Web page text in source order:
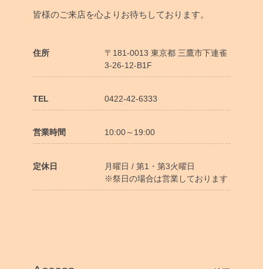
皆様のご来店を心よりお待ちしております。
住所
〒181-0013 東京都 三鷹市下連雀
3-26-12-B1F
TEL 0422-42-6333
営業時間 10:00～19:00
定休日
月曜日 / 第1・第3火曜日
※祭日の場合は営業しております